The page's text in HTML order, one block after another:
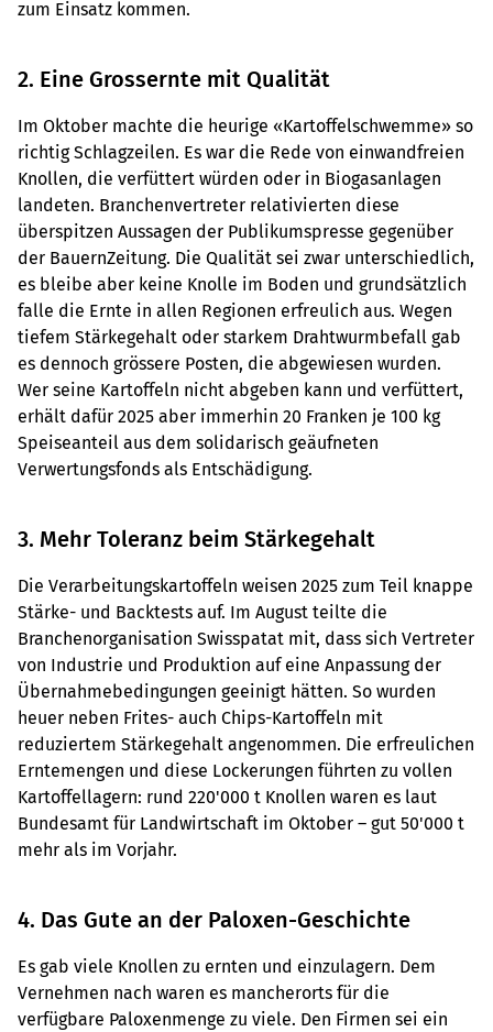
zum Einsatz kommen.
2. Eine Grossernte mit Qualität
Im Oktober machte die heurige «Kartoffelschwemme» so
richtig Schlagzeilen. Es war die Rede von einwandfreien
Knollen, die verfüttert würden oder in Biogasanlagen
landeten. Branchenvertreter relativierten diese
überspitzen Aussagen der Publikumspresse gegenüber
der BauernZeitung. Die Qualität sei zwar unterschiedlich,
es bleibe aber keine Knolle im Boden und grundsätzlich
falle die Ernte in allen Regionen erfreulich aus. Wegen
tiefem Stärkegehalt oder starkem Drahtwurmbefall gab
es dennoch grössere Posten, die abgewiesen wurden.
Wer seine Kartoffeln nicht abgeben kann und verfüttert,
erhält dafür 2025 aber immerhin 20 Franken je 100 kg
Speiseanteil aus dem solidarisch geäufneten
Verwertungsfonds als Entschädigung.
3. Mehr Toleranz beim Stärkegehalt
Die Verarbeitungskartoffeln weisen 2025 zum Teil knappe
Stärke- und Backtests auf. Im August teilte die
Branchenorganisation Swisspatat mit, dass sich Vertreter
von Industrie und Produktion auf eine Anpassung der
Übernahmebedingungen geeinigt hätten. So wurden
heuer neben Frites- auch Chips-Kartoffeln mit
reduziertem Stärkegehalt angenommen. Die erfreulichen
Erntemengen und diese Lockerungen führten zu vollen
Kartoffellagern: rund 220'000 t Knollen waren es laut
Bundesamt für Landwirtschaft im Oktober – gut 50'000 t
mehr als im Vorjahr.
4. Das Gute an der Paloxen-Geschichte
Es gab viele Knollen zu ernten und einzulagern. Dem
Vernehmen nach waren es mancherorts für die
verfügbare Paloxenmenge zu viele. Den Firmen sei ein